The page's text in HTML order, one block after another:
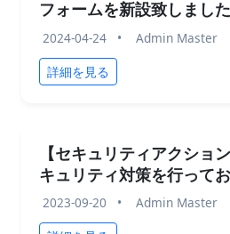
フォームを新設致しました
2024-04-24 •
Admin Master
詳細を見る
【セキュリティアクショ
キュリティ対策を行ってお
2023-09-20 •
Admin Master